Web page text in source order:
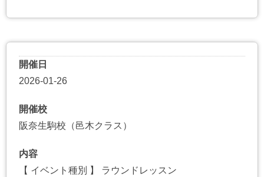
開催日
2026-01-26
開催校
阪奈生駒校（邑木クラス）
内容
【 イベント種別 】 ラウンドレッスン